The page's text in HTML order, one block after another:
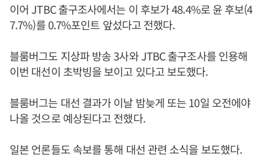
이어 JTBC 출구조사에서는 이 후보가 48.4%로 윤 후보(4
7.7%)를 0.7%포인트 앞섰다고 전했다.
블룸버그도 지상파 방송 3사와 JTBC 출구조사를 인용해
이번 대선이 초박빙을 보이고 있다고 보도했다.
블룸버그는 대선 결과가 이날 밤늦게 또는 10일 오전에야
나올 것으로 예상된다고 전했다.
일본 언론들도 속보를 통해 대선 관련 소식을 보도했다.